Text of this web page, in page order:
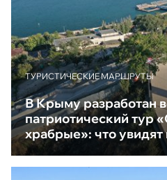
ТУРИСТИЧЕСКИЕ МАРШРУТЫ
В Крыму разработан
патриотический тур
храбрые»: что